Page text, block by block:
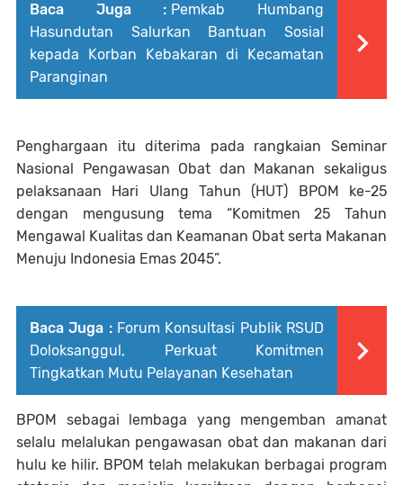
Baca Juga : Pemkab Humbang
Hasundutan Salurkan Bantuan Sosial
kepada Korban Kebakaran di Kecamatan
Paranginan
Penghargaan itu diterima pada rangkaian Seminar
Nasional Pengawasan Obat dan Makanan sekaligus
pelaksanaan Hari Ulang Tahun (HUT) BPOM ke-25
dengan mengusung tema “Komitmen 25 Tahun
Mengawal Kualitas dan Keamanan Obat serta Makanan
Menuju Indonesia Emas 2045”.
Baca Juga : Forum Konsultasi Publik RSUD
Doloksanggul, Perkuat Komitmen
Tingkatkan Mutu Pelayanan Kesehatan
BPOM sebagai lembaga yang mengemban amanat
selalu melalukan pengawasan obat dan makanan dari
hulu ke hilir. BPOM telah melakukan berbagai program